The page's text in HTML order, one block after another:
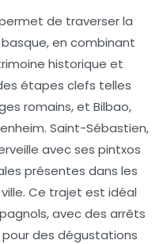
de traverser la
en combinant
historique et
étapes clefs telles
romains, et Bilbao,
Saint-Sébastien,
avec ses pintxos
présentes dans les
Ce trajet est idéal
avec des arrêts
pour des dégustations